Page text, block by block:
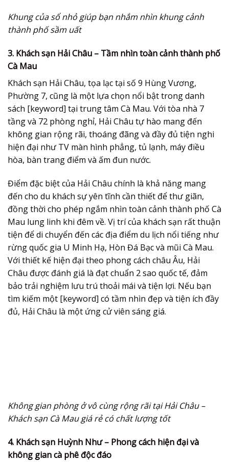
Khung của sổ nhỏ giúp bạn nhắm nhìn khung cảnh
thành phố sầm uất
3. Khách sạn Hải Châu – Tầm nhìn toàn cảnh thành phố
Cà Mau
Khách sạn Hải Châu, tọa lạc tại số 9 Hùng Vương,
Phường 7, cũng là một lựa chọn nổi bật trong danh
sách [keyword] tại trung tâm Cà Mau. Với tòa nhà 7
tầng và 72 phòng nghỉ, Hải Châu tự hào mang đến
không gian rộng rãi, thoáng đãng và đầy đủ tiện nghi
hiện đại như TV màn hình phẳng, tủ lạnh, máy điều
hòa, bàn trang điểm và ấm đun nước.
Điểm đặc biệt của Hải Châu chính là khả năng mang
đến cho du khách sự yên tĩnh cần thiết để thư giãn,
đồng thời cho phép ngắm nhìn toàn cảnh thành phố Cà
Mau lung linh khi đêm về. Vị trí của khách sạn rất thuận
tiện để di chuyển đến các địa điểm du lịch nổi tiếng như
rừng quốc gia U Minh Hạ, Hòn Đá Bạc và mũi Cà Mau.
Với thiết kế hiện đại theo phong cách châu Âu, Hải
Châu được đánh giá là đạt chuẩn 2 sao quốc tế, đảm
bảo trải nghiệm lưu trú thoải mái và tiện lợi. Nếu bạn
tìm kiếm một [keyword] có tầm nhìn đẹp và tiện ích đầy
đủ, Hải Châu là một ứng cử viên sáng giá.
Không gian phòng ở vô cùng rộng rãi tại Hải Châu –
Khách sạn Cà Mau giá rẻ có chất lượng tốt
4. Khách sạn Huỳnh Như – Phong cách hiện đại và
không gian cà phê độc đáo